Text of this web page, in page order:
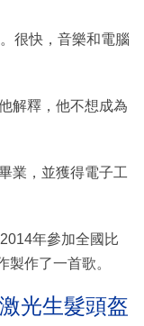
很快，音樂和電腦
解釋，他不想成為
業，並獲得電子工
年參加全國比
作了一首歌。
光生髮頭盔